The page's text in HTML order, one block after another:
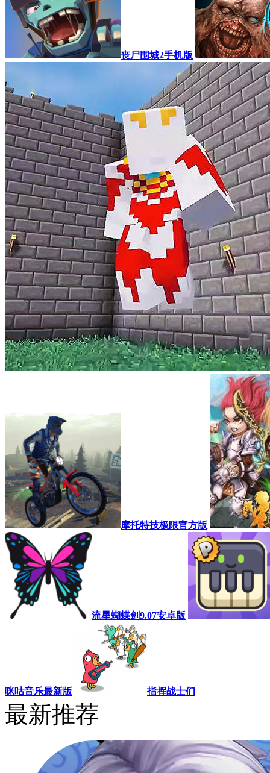
丧尸围城2手机版
摩托特技极限官方版
流星蝴蝶剑9.07安卓版
咪咕音乐最新版 指挥战士们
最新推荐